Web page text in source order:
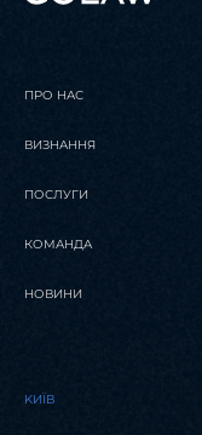
ПРО НАС
ВИЗНАННЯ
ПОСЛУГИ
КОМАНДА
НОВИНИ
KИЇВ